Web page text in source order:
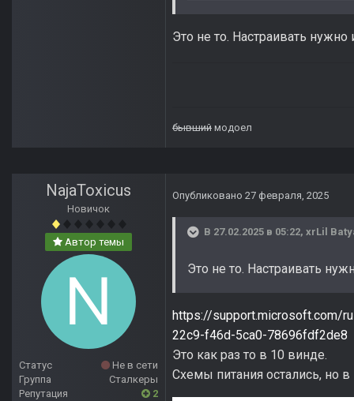
Это не то. Настраивать
бывший модоел
NajaToxicus
Новичок
Автор темы
Статус
Не в сети
Группа
Сталкеры
Репутация
2
Опубликовано 27 февраля, 2025
В 27.02.2025 в 05:22, xrLil
Это не то. Настраивать
https://support.microsoft.com/
22c9-f46d-5ca0-78696fdf2de8
Это как раз то в 10 винде.
Схемы питания остались, но в